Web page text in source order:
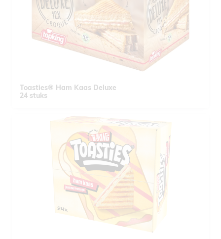
Toasties® Ham Kaas Deluxe
24 stuks